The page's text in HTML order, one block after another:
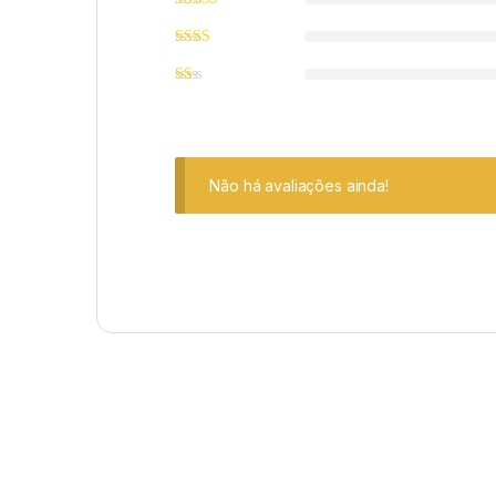
Não há avaliações ainda!